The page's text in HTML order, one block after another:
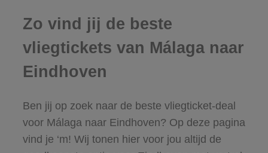
Zo vind jij de beste
vliegtickets van Málaga naar
Eindhoven
Ben jij op zoek naar de beste vliegticket-deal
voor Málaga naar Eindhoven? Op deze pagina
vind je ‘m! Wij tonen hier voor jou altijd de